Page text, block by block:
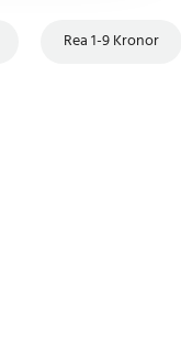
Rea 1-9 Kronor